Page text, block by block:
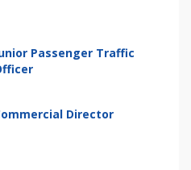
Passenger Traffic
Director